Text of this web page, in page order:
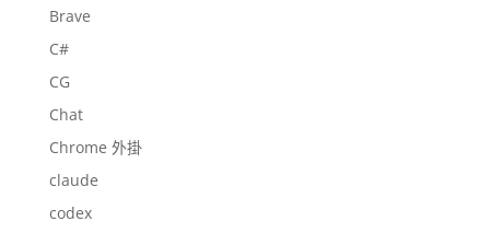
Brave
C#
CG
Chat
Chrome 外掛
claude
codex